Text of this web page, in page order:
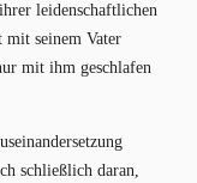
leidenschaftlichen
mit seinem Vater
mit ihm geschlafen
schließlich daran,